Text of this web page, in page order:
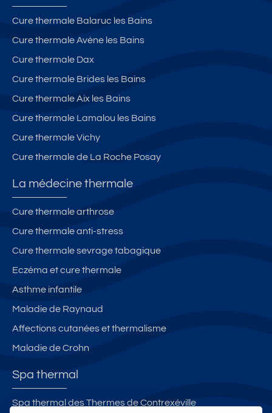
Cure thermale Balaruc les Bains
Cure thermale Avène les Bains
Cure thermale Dax
Cure thermale Brides les Bains
Cure thermale Aix les Bains
Cure thermale Lamalou les Bains
Cure thermale Vichy
Cure thermale de La Roche Posay
La médecine thermale
Cure thermale arthrose
Cure thermale anti-stress
Cure thermale sevrage tabagique
Eczéma et cure thermale
Asthme infantile
Maladie de Raynaud
Affections cutanées et thermalisme
Maladie de Crohn
Spa thermal
Spa thermal des Thermes de Contrexéville